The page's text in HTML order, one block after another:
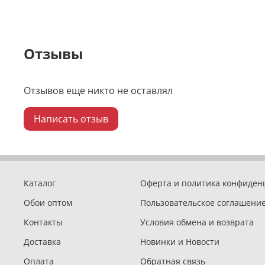
Отзывы
Отзывов еще никто не оставлял
Написать отзыв
Каталог
Обои оптом
Контакты
Доставка
Оплата
Оферта и политика
Пользовательское соглашение
Условия обмена и возврата
Новинки и Новости
Обратная связь